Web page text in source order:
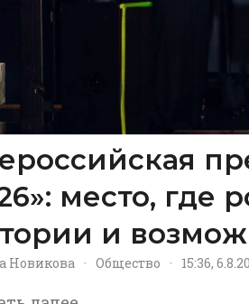
место, где
и
Новикова · Общество · 15:36,